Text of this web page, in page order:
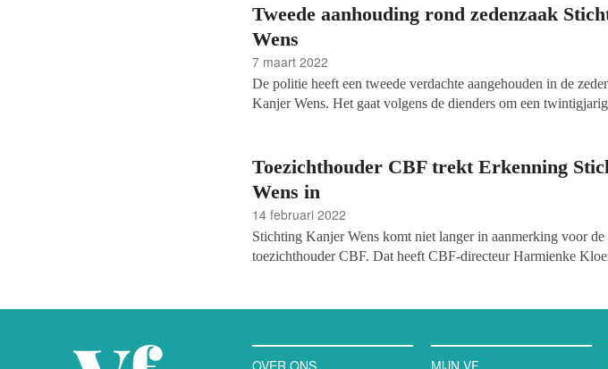
Tweede aanhouding rond zedenzaak
Wens
7 maart 2022
De politie heeft een tweede verdachte aangehouden in de
Kanjer Wens. Het gaat volgens de dienders om een
Wens. De stichting is sindsdien opgedoekt.
Toezichthouder CBF trekt Erkenning
Wens in
14 februari 2022
Stichting Kanjer Wens komt niet langer in aanmerking voor
toezichthouder CBF. Dat heeft CBF-directeur Harmienke